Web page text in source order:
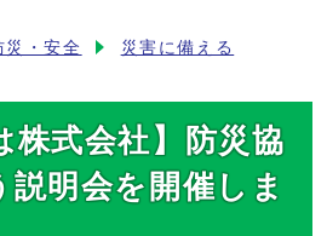
災・安全 災害に備える
株式会社】防災協
説明会を開催しま